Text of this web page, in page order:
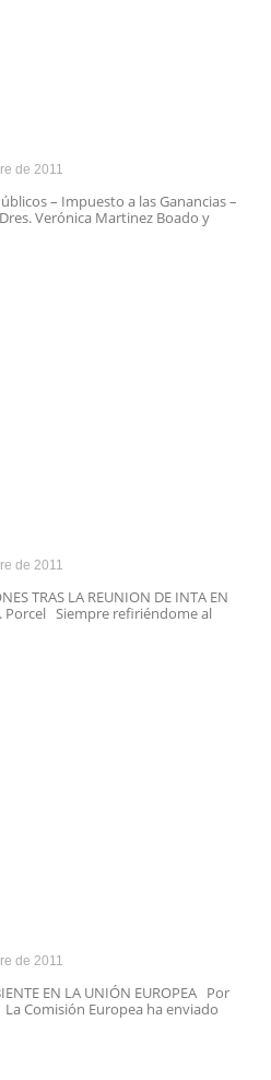
de 2011
– Impuesto a las Ganancias –
Verónica Martinez Boado y
de 2011
TRAS LA REUNION DE INTA EN
Porcel Siempre refiriéndome al
de 2011
EN LA UNIÓN EUROPEA Por
Comisión Europea ha enviado